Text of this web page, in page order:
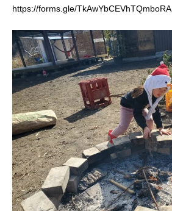
https://forms.gle/TkAwYbCEVhTQmboRA